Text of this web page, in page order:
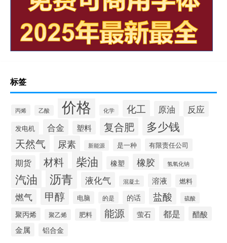
标签
丙烯 乙酸 价格 化学 化工 原油 反应
发电机 合金 塑料 复合肥 多少钱
天然气 尿素 新能源 是一种 有限责任公司
期货 材料 柴油 橡塑 橡胶 氢氧化钠
汽油 沥青 液化气 混凝土 溶液 燃料
燃气 甲醇 电脑 的是 的话 盐酸 硫酸
聚丙烯 聚乙烯 肥料 能源 萤石 都是 醋酸
金属 铝合金